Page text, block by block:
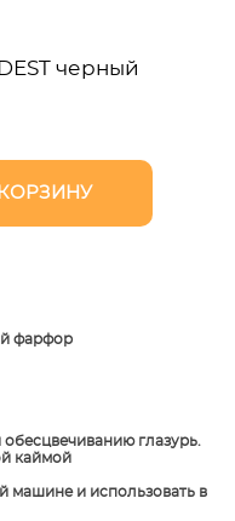
черный
фарфор
глазурь.
каймой
машине и использовать в